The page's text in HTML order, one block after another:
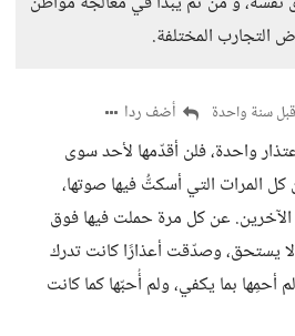
التجارب المختلفة.
قبل سنة واحدة أضف ردا
واحدة، فلن أقدّمها لأحد سوى
المرات التي أسكتُّ فيها صوتها،
الآخرين. عن كل مرة حملت فيها فوق
يستحق، وصدّقت أعذارًا كانت تدرك
أحمِها بما يكفي، ولم أُحبّها كما كانت